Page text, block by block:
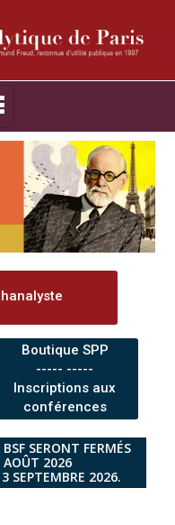
Boutique SPP
----- -----
Inscriptions aux
conférences
SERONT FERMÉS
AOÛT 2026
SEPTEMBRE 2026.